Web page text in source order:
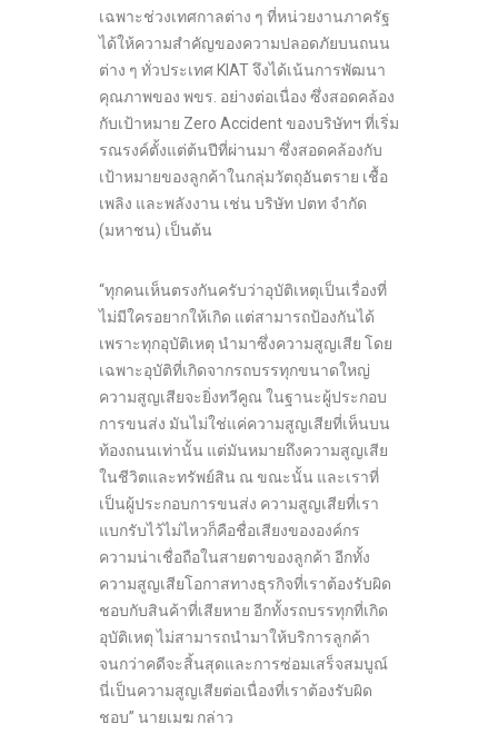
เฉพาะช่วงเทศกาลต่าง ๆ ที่หน่วยงานภาครัฐ
ได้ให้ความสำคัญของความปลอดภัยบนถนน
ต่าง ๆ ทั่วประเทศ KIAT จึงได้เน้นการพัฒนา
คุณภาพของ พขร. อย่างต่อเนื่อง ซึ่งสอดคล้อง
กับเป้าหมาย Zero Accident ของบริษัทฯ ที่เริ่ม
รณรงค์ตั้งแต่ต้นปีที่ผ่านมา ซึ่งสอดคล้องกับ
เป้าหมายของลูกค้าในกลุ่มวัตถุอันตราย เชื้อ
เพลิง และพลังงาน เช่น บริษัท ปตท จำกัด
(มหาชน) เป็นต้น
“ทุกคนเห็นตรงกันครับว่าอุบัติเหตุเป็นเรื่องที่
ไม่มีใครอยากให้เกิด แต่สามารถป้องกันได้
เพราะทุกอุบัติเหตุ นำมาซึ่งความสูญเสีย โดย
เฉพาะอุบัติที่เกิดจากรถบรรทุกขนาดใหญ่
ความสูญเสียจะยิ่งทวีคูณ ในฐานะผู้ประกอบ
การขนส่ง มันไม่ใช่แค่ความสูญเสียที่เห็นบน
ท้องถนนเท่านั้น แต่มันหมายถึงความสูญเสีย
ในชีวิตและทรัพย์สิน ณ ขณะนั้น และเราที่
เป็นผู้ประกอบการขนส่ง ความสูญเสียที่เรา
แบกรับไว้ไม่ไหวก็คือชื่อเสียงขององค์กร
ความน่าเชื่อถือในสายตาของลูกค้า อีกทั้ง
ความสูญเสียโอกาสทางธุรกิจที่เราต้องรับผิด
ชอบกับสินค้าที่เสียหาย อีกทั้งรถบรรทุกที่เกิด
อุบัติเหตุ ไม่สามารถนำมาให้บริการลูกค้า
จนกว่าคดีจะสิ้นสุดและการซ่อมเสร็จสมบูณ์
นี่เป็นความสูญเสียต่อเนื่องที่เราต้องรับผิด
ชอบ” นายเมฆ กล่าว